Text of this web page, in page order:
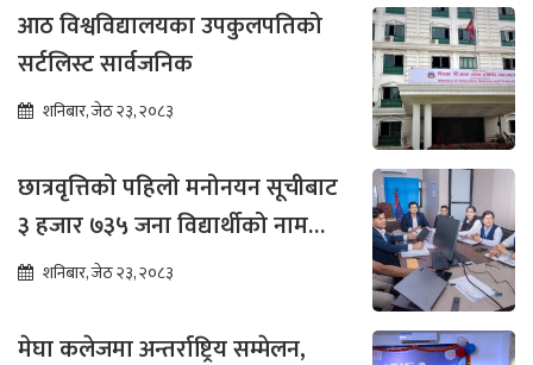
आठ विश्वविद्यालयका उपकुलपतिको
सर्टलिस्ट सार्वजनिक
शनिबार, जेठ २३, २०८३
छात्रवृत्तिको पहिलो मनोनयन सूचीबाट
३ हजार ७३५ जना विद्यार्थीको नाम
भर्नाका लागि सिफारिस
शनिबार, जेठ २३, २०८३
मेघा कलेजमा अन्तर्राष्ट्रिय सम्मेलन,